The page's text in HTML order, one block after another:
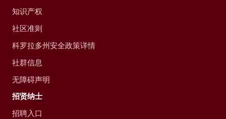
知识产权
社区准则
科罗拉多州安全政策详情
社群信息
无障碍声明
招贤纳士
招聘入口